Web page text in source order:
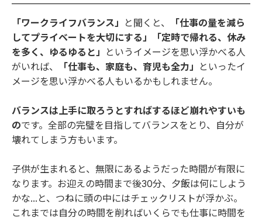
「ワークライフバランス」 と聞くと、
「仕事の量を減ら
してプライベートを大切にする」「定時で帰れる、休み
を多く、ゆるゆると」
というイメージを思い浮かべる人
がいれば、
「仕事も、家庭も、育児も全力」
といったイ
メージを思い浮かべる人もいるかもしれません。
バランスは上手に取ろうとすればするほど崩れやすいも
のです。全部の完璧を目指してバランスをとり、自分が
壊れてしまう方もいます。
子供が生まれると、無限にあるようだった時間が有限に
なります。お迎えの時間まで後30分、夕飯は何にしよう
かな...と、つねに頭の中にはチェックリストが浮かぶ。
これまでは自分の時間を削ればいくらでも仕事に時間を